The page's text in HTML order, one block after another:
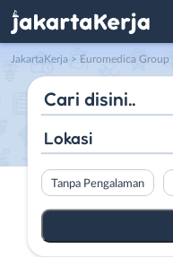
JakartaKerja > Euromedica Group
Lokasi
Tanpa Pengalaman